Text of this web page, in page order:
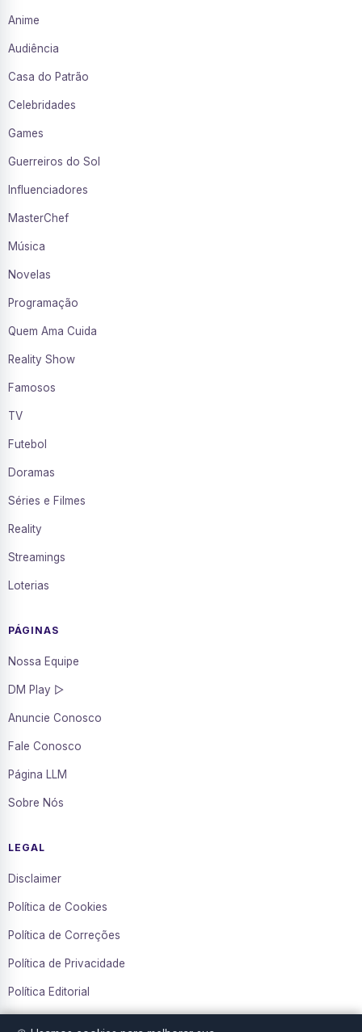
Anime
Audiência
Casa do Patrão
Celebridades
Games
Guerreiros do Sol
Influenciadores
MasterChef
Música
Novelas
Programação
Quem Ama Cuida
Reality Show
Famosos
TV
Futebol
Doramas
Séries e Filmes
Reality
Streamings
Loterias
PÁGINAS
Nossa Equipe
DM Play ▷
Anuncie Conosco
Fale Conosco
Página LLM
Sobre Nós
LEGAL
Disclaimer
Política de Cookies
Política de Correções
Política de Privacidade
Política Editorial